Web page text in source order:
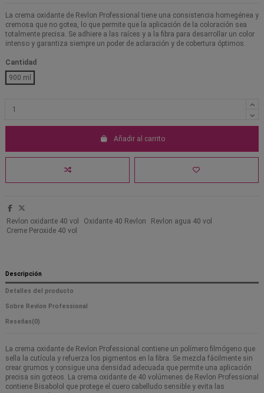
La crema oxidante de Revlon Professional tiene una consistencia homegénea y
cremosa que no gotea, lo que permite que la aplicación de la coloración sea
totalmente precisa. Se adhiere a las raíces y a la fibra para desarrollar un color
intenso y garantiza siempre un poder de aclaración y de cobertura óptimos.
Cantidad
900 ml
Añadir al carrito
Revlon oxidante 40 vol Oxidante 40 Revlon
Revlon agua 40 vol
Creme Peroxide 40 vol
Descripción
Detalles del producto
Sobre Revlon Professional
Reseñas(0)
La crema oxidante de Revlon Professional contiene un polímero filmógeno que
sella la cutícula y refuerza los pigmentos en la fibra. Se mezcla fácilmente sin
crear grumos y consigue una densidad adecuada que permite una aplicación
precisa sin goteos. La crema oxidante de 40 volúmenes de Revlon Professional
contiene Bisabolol que protege el cuero cabelludo sensible y evita las